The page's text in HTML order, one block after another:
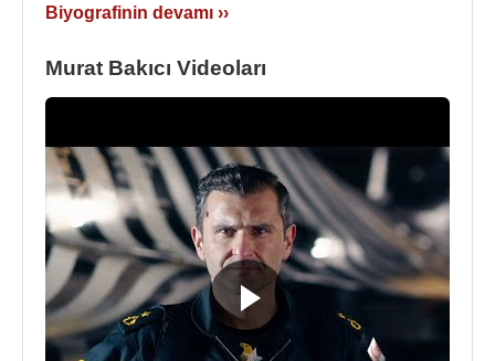
jet savaş uçağını kullanarak hava akrobasisi yapan
ve 8 astsubaydan oluşan bakım ekibi vardır.
SOLOTÜRK pilotları 4 yılda bir değişiyor.
Pilotlar:
1. Gösteri Pilotu - Murat Bakıcı (008)
2. Gösteri Pilotu - Yasin Dikkule (009)
3. Gösteri Pilotu - Erhan Aydemir (010)
Kaynak:Biyografiler.com
Biyografinin devamı ››
Murat Bakıcı Videoları